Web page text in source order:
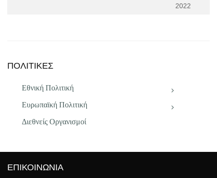
2022
ΠΟΛΙΤΙΚΕΣ
Εθνική Πολιτική
Ευρωπαϊκή Πολιτική
Διεθνείς Οργανισμοί
ΕΠΙΚΟΙΝΩΝΙΑ